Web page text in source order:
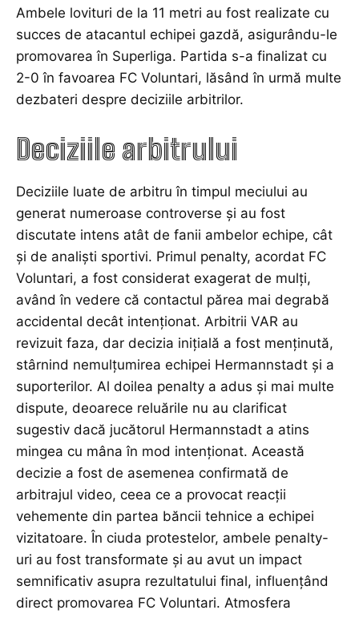
Ambele lovituri de la 11 metri au fost realizate cu
succes de atacantul echipei gazdă, asigurându-le
promovarea în Superliga. Partida s-a finalizat cu
2-0 în favoarea FC Voluntari, lăsând în urmă multe
dezbateri despre deciziile arbitrilor.
Deciziile arbitrului
Deciziile luate de arbitru în timpul meciului au
generat numeroase controverse și au fost
discutate intens atât de fanii ambelor echipe, cât
și de analiști sportivi. Primul penalty, acordat FC
Voluntari, a fost considerat exagerat de mulți,
având în vedere că contactul părea mai degrabă
accidental decât intenționat. Arbitrii VAR au
revizuit faza, dar decizia inițială a fost menținută,
stârnind nemulțumirea echipei Hermannstadt și a
suporterilor. Al doilea penalty a adus și mai multe
dispute, deoarece reluările nu au clarificat
sugestiv dacă jucătorul Hermannstadt a atins
mingea cu mâna în mod intenționat. Această
decizie a fost de asemenea confirmată de
arbitrajul video, ceea ce a provocat reacții
vehemente din partea băncii tehnice a echipei
vizitatoare. În ciuda protestelor, ambele penalty-
uri au fost transformate și au avut un impact
semnificativ asupra rezultatului final, influențând
direct promovarea FC Voluntari. Atmosfera